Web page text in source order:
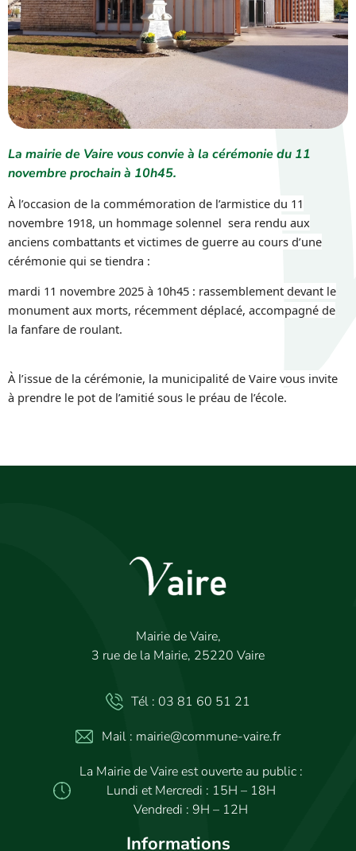
La mairie de Vaire vous convie à la cérémonie du 11
novembre prochain à 10h45.
À l’occasion de la commémoration de l’armistice du 11
novembre 1918, un hommage solennel sera rendu aux
anciens combattants et victimes de guerre au cours d’une
cérémonie qui se tiendra :
mardi 11 novembre 2025 à 10h45 : rassemblement devant le
monument aux morts, récemment déplacé, accompagné de
la fanfare de roulant.
À l’issue de la cérémonie, la municipalité de Vaire vous invite
à prendre le pot de l’amitié sous le préau de l’école.
Mairie de Vaire,
3 rue de la Mairie, 25220 Vaire
Tél : 03 81 60 51 21
Mail : mairie@commune-vaire.fr
La Mairie de Vaire est ouverte au public :
Lundi et Mercredi : 15H – 18H
Vendredi : 9H – 12H
Informations